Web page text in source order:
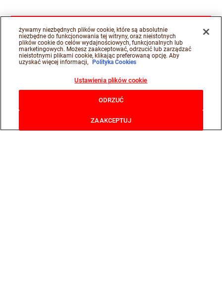
żywamy niezbędnych plików cookie, które są absolutnie
niezbędne do funkcjonowania tej witryny, oraz nieistotnych
plików cookie do celów wydajnościowych, funkcjonalnych lub
marketingowych. Możesz zaakceptować, odrzucić lub zarządzać
nieistotnymi plikami cookie, klikając preferowaną opcję. Aby
uzyskać więcej informacji,
Polityka Cookies
Ustawienia plików cookie
ODRZUĆ
ZAAKCEPTUJ